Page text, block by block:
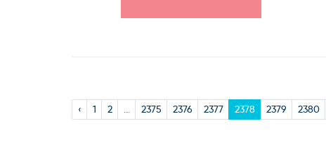
‹ 1 2 ... 2375 2376 2377 2378 2379 2380